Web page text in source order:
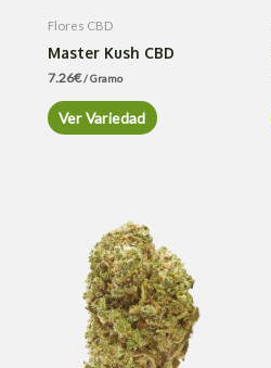
Flores CBD
Master Kush CBD
7.26€/ Gramo
Ver Variedad